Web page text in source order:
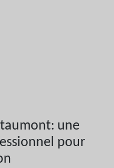
une
pour